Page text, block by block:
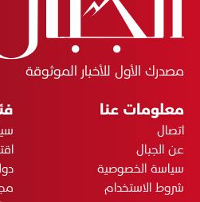
مصدرك الأول للأخبار الموثوقة
معلومات عنا
اتصال
عن الجبال
سياسة الخصوصية
شروط الاستخدام